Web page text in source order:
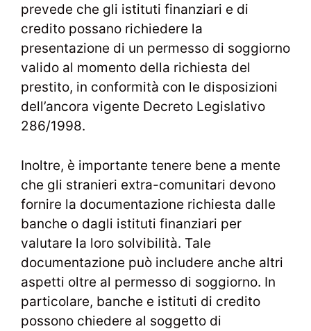
prevede che gli istituti finanziari e di
credito possano richiedere la
presentazione di un permesso di soggiorno
valido al momento della richiesta del
prestito, in conformità con le disposizioni
dell’ancora vigente Decreto Legislativo
286/1998.
Inoltre, è importante tenere bene a mente
che gli stranieri extra-comunitari devono
fornire la documentazione richiesta dalle
banche o dagli istituti finanziari per
valutare la loro solvibilità. Tale
documentazione può includere anche altri
aspetti oltre al permesso di soggiorno. In
particolare, banche e istituti di credito
possono chiedere al soggetto di